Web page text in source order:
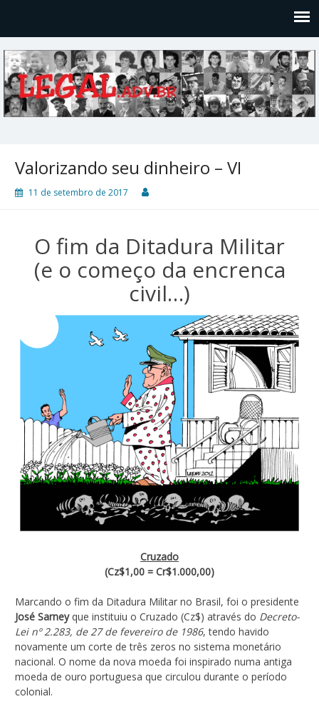
Valorizando seu dinheiro – VI
11 de setembro de 2017
O fim da Ditadura Militar
(e o começo da encrenca
civil…)
Cruzado
(Cz$1,00 = Cr$1.000,00)
Marcando o fim da Ditadura Militar no Brasil, foi o presidente
José Sarneyque instituiu o Cruzado (Cz$) através do Decreto-
Lei nº 2.283, de 27 de fevereiro de 1986, tendo havido
novamente um corte de três zeros no sistema monetário
nacional. O nome da nova moeda foi inspirado numa antiga
moeda de ouro portuguesa que circulou durante o período
colonial.